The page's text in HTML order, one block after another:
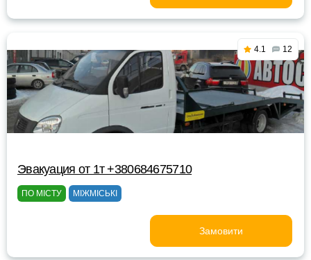
4.1 12
Эвакуация от 1т +380684675710
ПО МІСТУ МІЖМІСЬКІ
Замовити